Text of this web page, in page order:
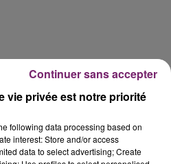
vie privée est notre priorité
following data processing based on
interest: Store and/or access
data to select advertising; Create
Continuer sans accepter